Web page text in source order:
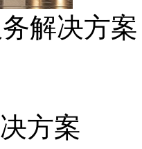
解决方案
方案